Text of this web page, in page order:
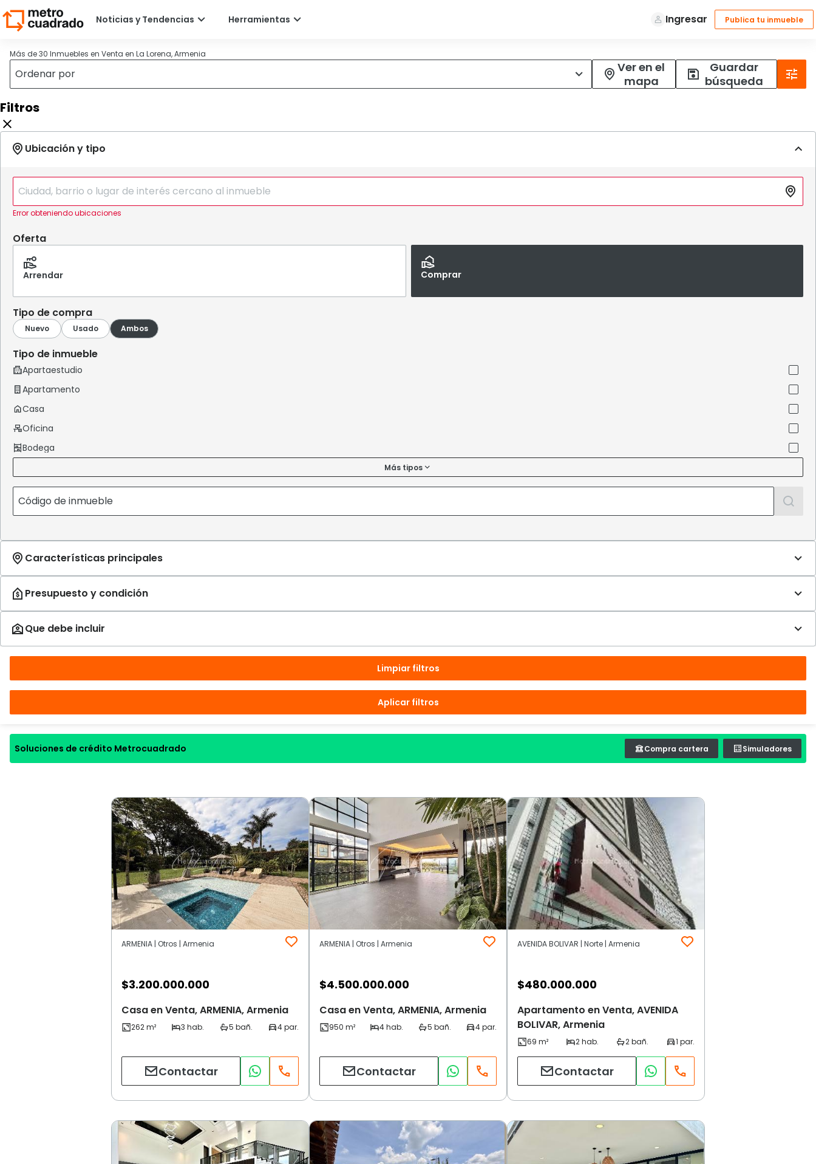
Más de 30 Inmuebles en Venta en La Lorena, Armenia
Ver en el
mapa
Guardar
búsqueda
Filtros
Error obteniendo ubicaciones
Oferta
Arrendar Comprar
Tipo de compra
Tipo de inmueble
Más tipos
Limpiar filtros
Aplicar filtros
Soluciones de crédito Metrocuadrado Compra cartera Simuladores
ARMENIA | Otros | Armenia
$3.200.000.000
Casa en Venta, ARMENIA, Armenia
Contactar
ARMENIA | Otros | Armenia
$4.500.000.000
Casa en Venta, ARMENIA, Armenia
Contactar
AVENIDA BOLIVAR | Norte | Armenia
$480.000.000
Apartamento en Venta, AVENIDA
BOLIVAR, Armenia
Contactar